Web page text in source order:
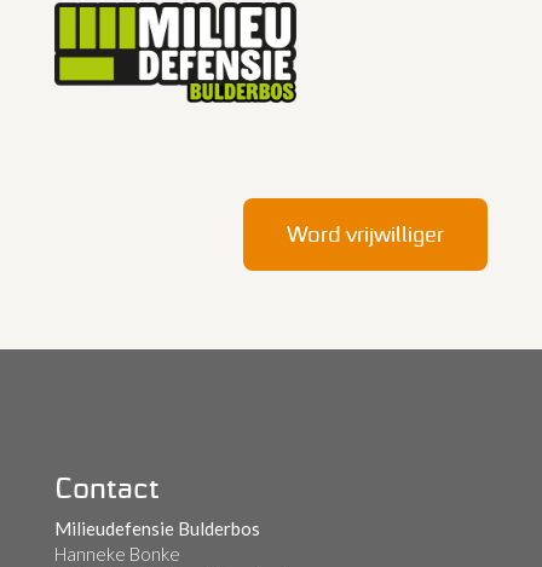
Word vrijwilliger
Contact
Milieudefensie Bulderbos
Hanneke Bonke